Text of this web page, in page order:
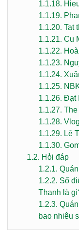
1.1.18.
1.1.19.
1.1.20. Tat
1.1.21. Cu
1.1.22.
1.1.23.
1.1.24.
1.1.25.
1.1.26. Đạt
1.1.27. The
1.1.28.
1.1.29. Lê
1.1.30.
1.2. Hỏi đáp
1.2.1.
1.2.2. Số
Thanh là
1.2.3.
bao nhiêu